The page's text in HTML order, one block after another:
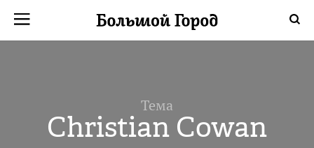
Тема
Christian Cowan